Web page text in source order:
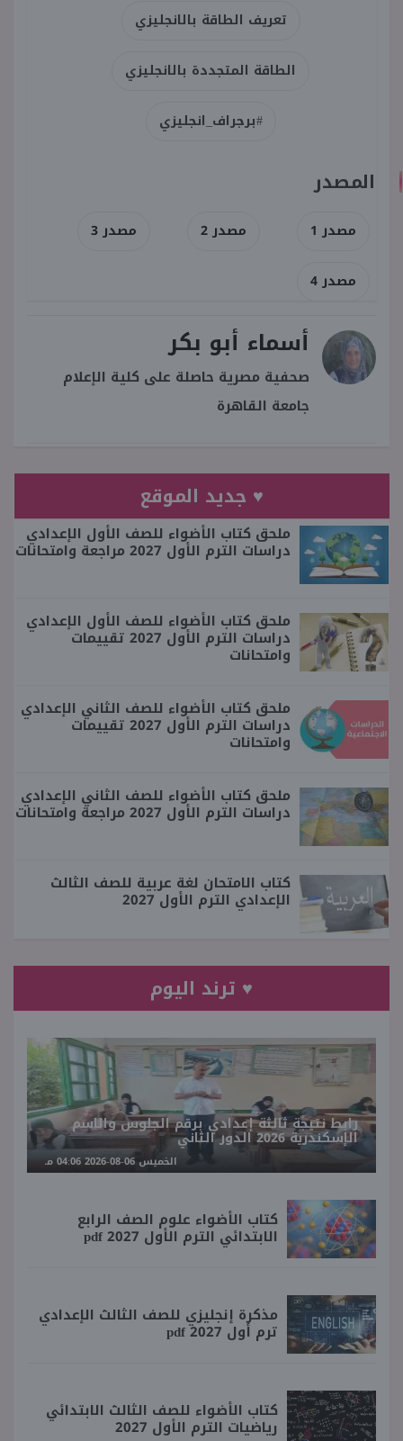
تعريف الطاقة بالانجليزي
الطاقة المتجددة بالانجليزي
#برجراف_انجليزي
المصدر
مصدر 1 مصدر 2 مصدر 3
مصدر 4
أسماء أبو بكر
صحفية مصرية حاصلة على كلية الإعلام
جامعة القاهرة
♥ جديد الموقع
ملحق كتاب الأضواء للصف الأول الإعدادي
دراسات الترم الأول 2027 مراجعة وامتحانات
ملحق كتاب الأضواء للصف الأول الإعدادي
دراسات الترم الأول 2027 تقييمات
وامتحانات
ملحق كتاب الأضواء للصف الثاني الإعدادي
دراسات الترم الأول 2027 تقييمات
وامتحانات
ملحق كتاب الأضواء للصف الثاني الإعدادي
دراسات الترم الأول 2027 مراجعة وامتحانات
كتاب الامتحان لغة عربية للصف الثالث
الإعدادي الترم الأول 2027
♥ ترند اليوم
رابط نتيجة ثالثة إعدادي برقم الجلوس والاسم
الإسكندرية 2026 الدور الثاني
الخميس 06-08-2026 04:06 مـ
كتاب الأضواء علوم الصف الرابع
الابتدائي الترم الأول 2027 pdf
مذكرة إنجليزي للصف الثالث الإعدادي
ترم أول 2027 pdf
كتاب الأضواء للصف الثالث الابتدائي
رياضيات الترم الأول 2027